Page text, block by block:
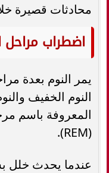
محادثات قصيرة
اضطراب مراحل
يمر النوم بعدة
النوم الخفيف
المعروفة باسم
(REM).
عندما يحدث خلل